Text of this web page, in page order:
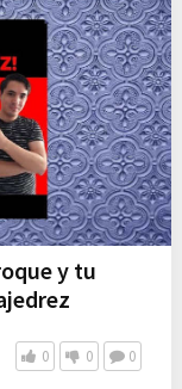
y tu
0 0 0